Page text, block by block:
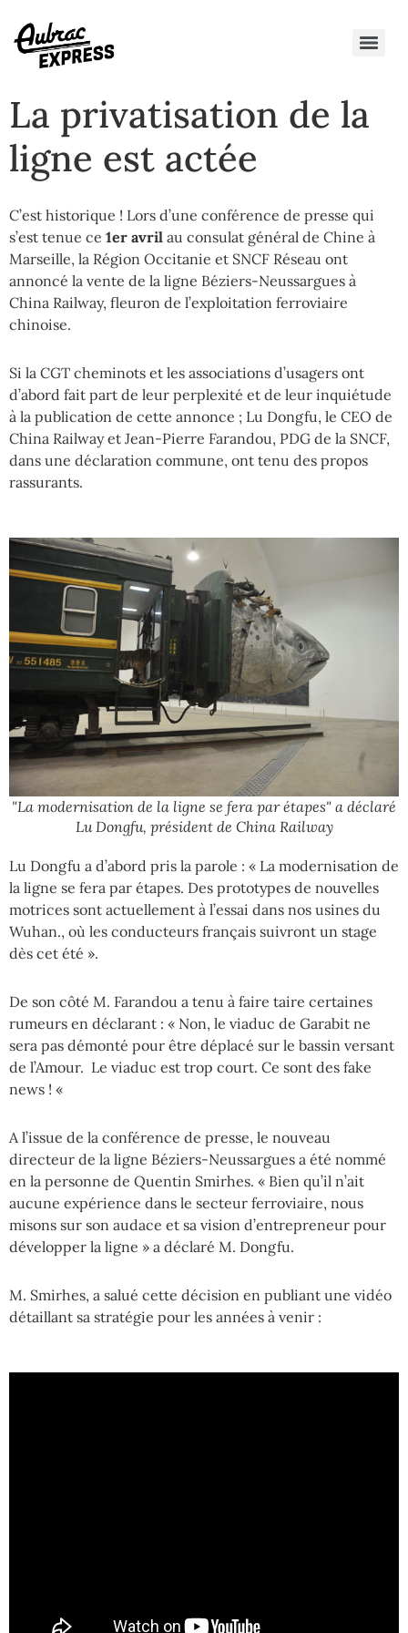
La privatisation de la
ligne est actée
C’est historique ! Lors d’une conférence de presse qui
s’est tenue ce 1er avril au consulat général de Chine à
Marseille, la Région Occitanie et SNCF Réseau ont
annoncé la vente de la ligne Béziers-Neussargues à
China Railway, fleuron de l’exploitation ferroviaire
chinoise.
Si la CGT cheminots et les associations d’usagers ont
d’abord fait part de leur perplexité et de leur inquiétude
à la publication de cette annonce ; Lu Dongfu, le CEO de
China Railway et Jean-Pierre Farandou, PDG de la SNCF,
dans une déclaration commune, ont tenu des propos
rassurants.
"La modernisation de la ligne se fera par étapes" a déclaré
Lu Dongfu, président de China Railway
Lu Dongfu a d’abord pris la parole : « La modernisation de
la ligne se fera par étapes. Des prototypes de nouvelles
motrices sont actuellement à l’essai dans nos usines du
Wuhan., où les conducteurs français suivront un stage
dès cet été ».
De son côté M. Farandou a tenu à faire taire certaines
rumeurs en déclarant : « Non, le viaduc de Garabit ne
sera pas démonté pour être déplacé sur le bassin versant
de l’Amour. Le viaduc est trop court. Ce sont des fake
news ! «
A l’issue de la conférence de presse, le nouveau
directeur de la ligne Béziers-Neussargues a été nommé
en la personne de Quentin Smirhes. « Bien qu’il n’ait
aucune expérience dans le secteur ferroviaire, nous
misons sur son audace et sa vision d’entrepreneur pour
développer la ligne » a déclaré M. Dongfu.
M. Smirhes, a salué cette décision en publiant une vidéo
détaillant sa stratégie pour les années à venir :